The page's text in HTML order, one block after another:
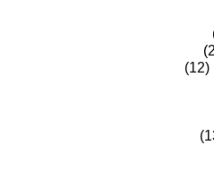
(12)